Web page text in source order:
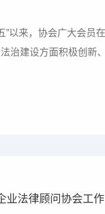
治建设方面积极创新
业法律顾问协会工